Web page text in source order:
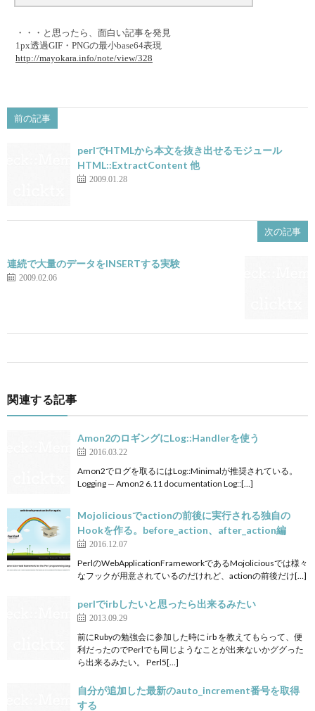
・・・と思ったら、面白い記事を発見
1px透過GIF・PNGの最小base64表現
http://mayokara.info/note/view/328
前の記事
perlでHTMLから本文を抜き出せるモジュール
HTML::ExtractContent 他
2009.01.28
次の記事
連続で大量のデータをINSERTする実験
2009.02.06
関連する記事
Amon2のロギングにLog::Handlerを使う
2016.03.22
Amon2でログを取るにはLog::Minimalが推奨されている。
Logging — Amon2 6.11 documentation Log::[…]
Mojoliciousでactionの前後に実行される独自の
Hookを作る。before_action、after_action編
2016.12.07
PerlのWebApplicationFrameworkであるMojoliciousでは様々
なフックが用意されているのだけれど、actionの前後だけ[…]
perlでirbしたいと思ったら出来るみたい
2013.09.29
前にRubyの勉強会に参加した時に irb を教えてもらって、便
利だったのでPerlでも同じようなことが出来ないかググった
ら出来るみたい。 Perl5[…]
自分が追加した最新のauto_increment番号を取得
する